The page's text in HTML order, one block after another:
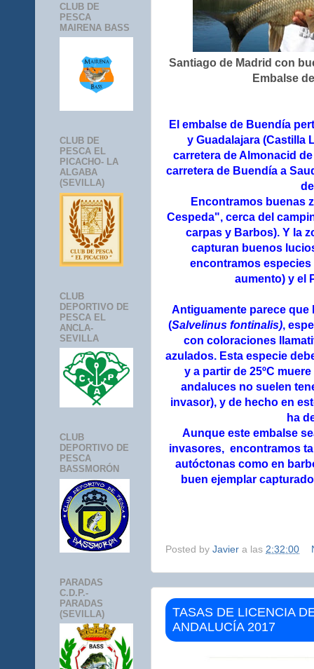
Santiago de Madrid con
Embalse
El embalse de Buendía
y Guadalajara (Castilla
carretera de Almonacid
carretera de Buendía a
Encontramos buenas
Cespeda", cerca del
carpas y Barbos). Y la
capturan buenos
encontramos especies
aumento) y el
Antiguamente parece que
(Salvelinus fontinalis),
con coloraciones
azulados. Esta especie
y a partir de 25ºC
andaluces no suelen
invasor), y de hecho en
ha
Aunque este embalse
invasores, encontramos
autóctonas como en
buen ejemplar
Posted by Javier a las 2:32:00
TASAS DE LICENCIA
ANDALUCÍA 2017
CLUB DE
PESCA
MAIRENA BASS
CLUB DE
PESCA EL
PICACHO- LA
ALGABA
(SEVILLA)
CLUB
DEPORTIVO DE
PESCA EL
ANCLA-
SEVILLA
CLUB
DEPORTIVO DE
PESCA
BASSMORÓN
PARADAS
C.D.P.-
PARADAS
(SEVILLA)